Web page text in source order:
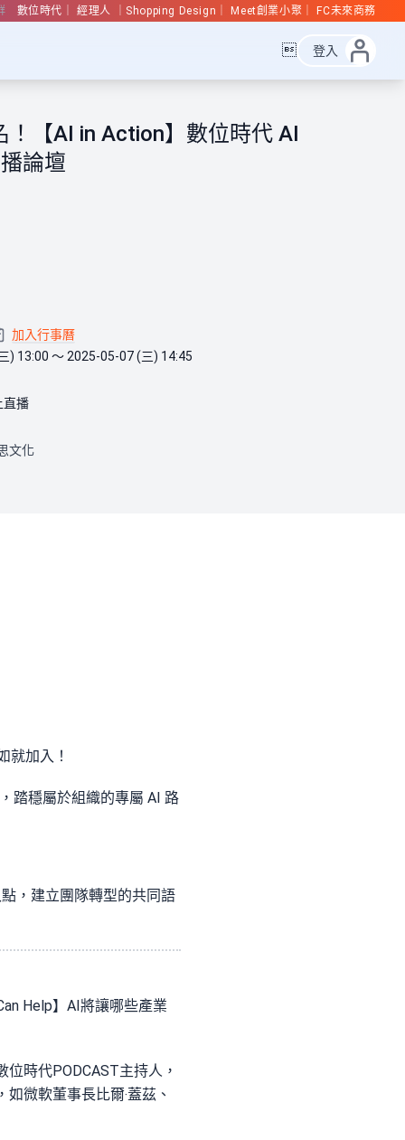
數位時代 經理人 Shopping Design Meet創業小聚 FC未來商務
 登入
！【AI in Action】數位時代 AI
論壇
加入行事曆
) 13:00 ～ 2025-05-07 (三) 14:45
直播
文化
就加入！
踏穩屬於組織的專屬 AI 路
，建立團隊轉型的共同語
Help】AI將讓哪些產業
時代PODCAST主持人，
微軟董事長比爾‧蓋茲、